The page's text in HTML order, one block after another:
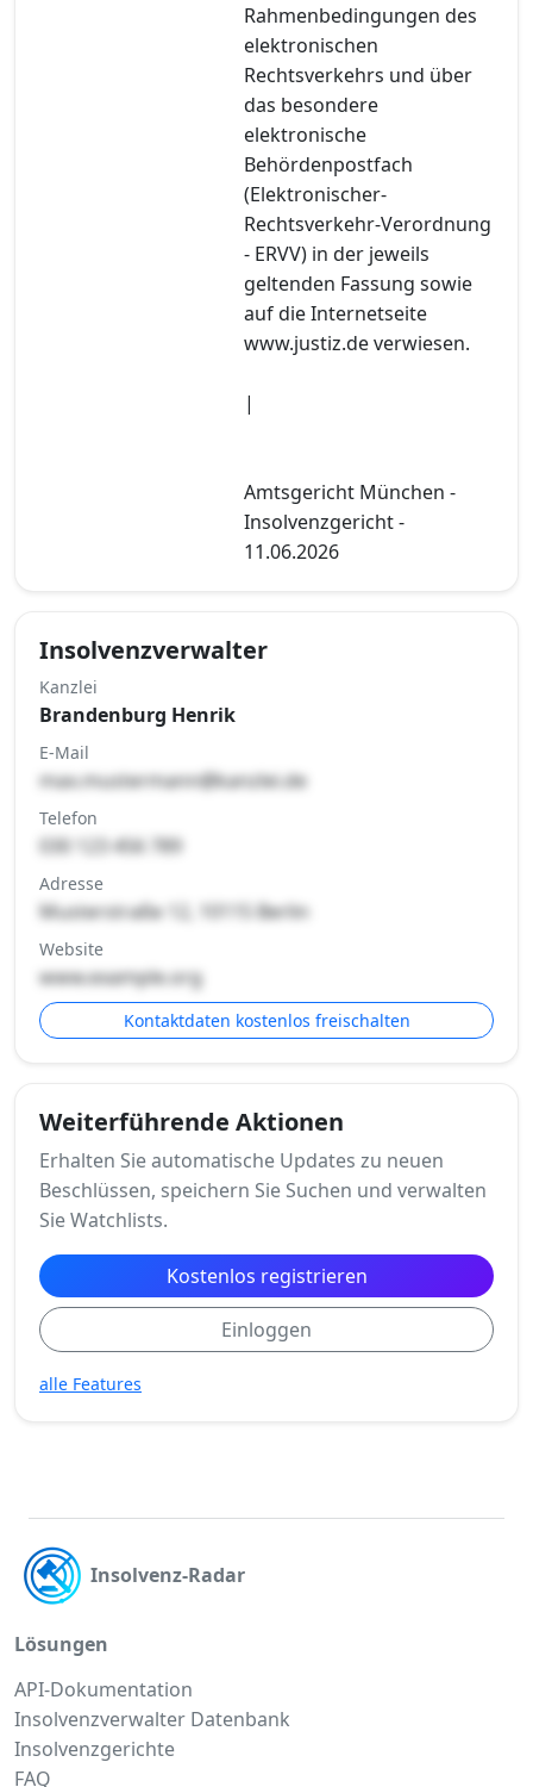
Rahmenbedingungen des
elektronischen
Rechtsverkehrs und über
das besondere
elektronische
Behördenpostfach
(Elektronischer-
Rechtsverkehr-Verordnung
- ERVV) in der jeweils
geltenden Fassung sowie
auf die Internetseite
www.justiz.de verwiesen.
|
Amtsgericht München -
Insolvenzgericht -
11.06.2026
Insolvenzverwalter
Kanzlei
Brandenburg Henrik
E-Mail
max.mustermann@kanzlei.de
Telefon
030 123 456 789
Adresse
Musterstraße 12, 10115 Berlin
Website
www.example.org
Kontaktdaten kostenlos freischalten
Weiterführende Aktionen
Erhalten Sie automatische Updates zu neuen
Beschlüssen, speichern Sie Suchen und verwalten
Sie Watchlists.
Kostenlos registrieren
Einloggen
alle Features
Insolvenz-Radar
Lösungen
API-Dokumentation
Insolvenzverwalter Datenbank
Insolvenzgerichte
FAQ